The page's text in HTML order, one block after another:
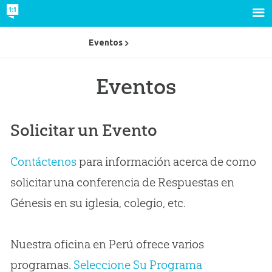
Eventos
Solicitar un Evento
Contáctenospara información acerca de como
solicitar una conferencia de Respuestas en
Génesis en su iglesia, colegio, etc.
Nuestra oficina en Perú ofrece varios
programas. Seleccione Su Programa
Eventos